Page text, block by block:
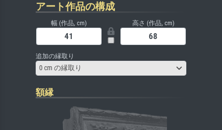
アート作品の構成
幅 (作品, cm) 高さ (作品, cm)
追加の縁取り
0 cm の縁取り
額縁